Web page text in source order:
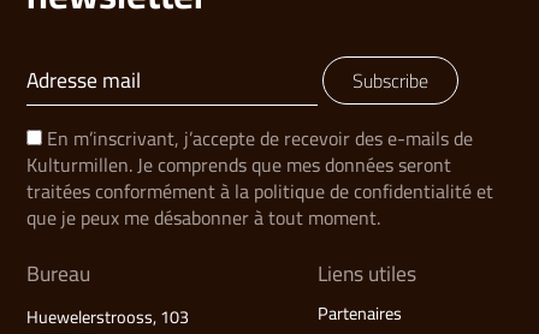
Subscribe
En m’inscrivant, j’accepte de recevoir des e-mails de
Kulturmillen. Je comprends que mes données seront
traitées conformément à la politique de confidentialité et
que je peux me désabonner à tout moment.
Bureau
Huewelerstrooss, 103
Liens utiles
Partenaires